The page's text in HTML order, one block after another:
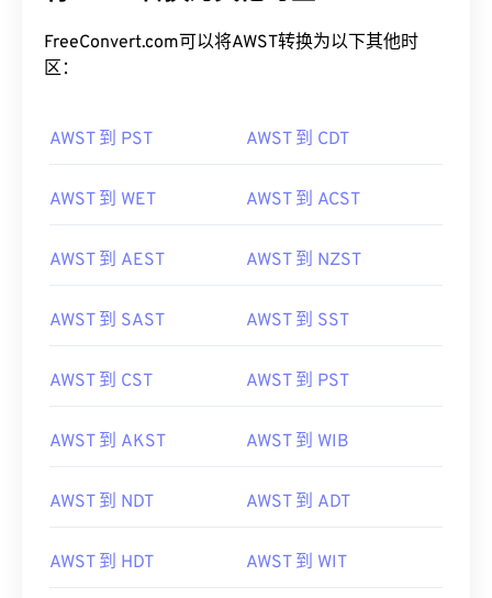
FreeConvert.com可以将AWST转换为以下其他时
区：
AWST 到 PST AWST 到 CDT
AWST 到 WET AWST 到 ACST
AWST 到 AEST AWST 到 NZST
AWST 到 SAST AWST 到 SST
AWST 到 CST AWST 到 PST
AWST 到 AKST AWST 到 WIB
AWST 到 NDT AWST 到 ADT
AWST 到 HDT AWST 到 WIT